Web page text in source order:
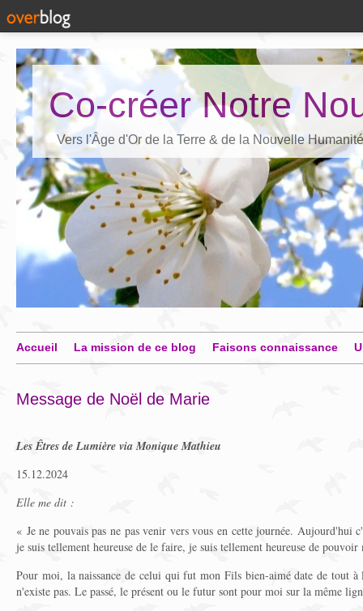
Co-créer Notre
Vers l'Âge d'Or de la Terre & de la Nouvelle Humanité
Accueil La mission de ce blog Faisons connaissance
Message de Noël de Marie
Les Êtres de Lumière via Monique Mathieu
15.12.2024
Elle me dit :
« Je ne pouvais pas ne pas venir vers vous en cette journée. Aujourd'hui
je suis tellement heureuse de le faire, je suis tellement heureuse de
Pour moi, la naissance de celui qui fut mon Fils bien-aimé date de tout à
n'existe pas. Le passé, le présent ou le futur sont pour moi sur la même